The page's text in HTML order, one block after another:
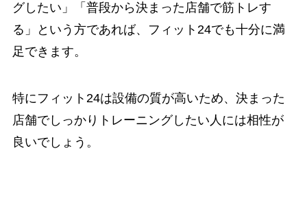
グしたい」「普段から決まった店舗で筋トレす
る」という方であれば、フィット24でも十分に満
足できます。
特にフィット24は設備の質が高いため、決まった
店舗でしっかりトレーニングしたい人には相性が
良いでしょう。